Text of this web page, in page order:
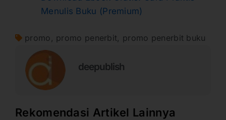
Menulis Buku (Premium)
promo promo penerbit promo penerbit buku
deepublish
Rekomendasi Artikel Lainnya